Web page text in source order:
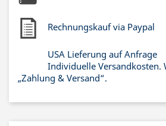
Rechnungskauf via Paypal
USA Lieferung auf Anfrage
Individuelle Versandkosten.
„Zahlung & Versand“.